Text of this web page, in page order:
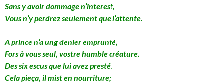
Sans y avoir dommage n’interest,
Vous n’y perdrez seulement que l’attente.
A prince n’a ung denier emprunté,
Fors à vous seul, vostre humble créature.
Des six escus que lui avez presté,
Cela pieça, il mist en nourriture;